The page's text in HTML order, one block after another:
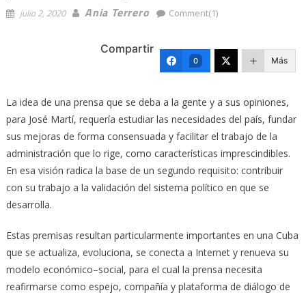
julio 2, 2020 Ania Terrero Comment(1)
Compartir
0 Más
La idea de una prensa que se deba a la gente y a sus opiniones,
para José Martí, requería estudiar las necesidades del país, fundar
sus mejoras de forma consensuada y facilitar el trabajo de la
administración que lo rige, como características imprescindibles.
En esa visión radica la base de un segundo requisito: contribuir
con su trabajo a la validación del sistema político en que se
desarrolla.
Estas premisas resultan particularmente importantes en una Cuba
que se actualiza, evoluciona, se conecta a Internet y renueva su
modelo económico–social, para el cual la prensa necesita
reafirmarse como espejo, compañía y plataforma de diálogo de